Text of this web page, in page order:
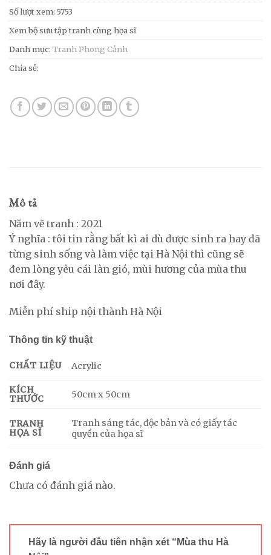
Số lượt xem: 5753
Xem bộ sưu tập tranh cùng họa sĩ
Danh mục: Tranh Phong Cảnh
Chia sẻ:
Mô tả
Năm vẽ tranh : 2021
Ý nghĩa : tôi tin rằng bất kì ai dù được sinh ra hay đã
từng sinh sống và làm việc tại Hà Nội thì cũng sẽ
đem lòng yêu cái làn gió, mùi hương của mùa thu
nơi đây.
Miễn phí ship nội thành Hà Nội
Thông tin kỹ thuật
CHẤT LIỆU Acrylic
KÍCH
THƯỚC
50cm x 50cm
TRANH
HỌA SĨ
Tranh sáng tác, độc bản và có giấy tác
quyền của họa sĩ
Đánh giá
Chưa có đánh giá nào.
Hãy là người đầu tiên nhận xét “Mùa thu Hà